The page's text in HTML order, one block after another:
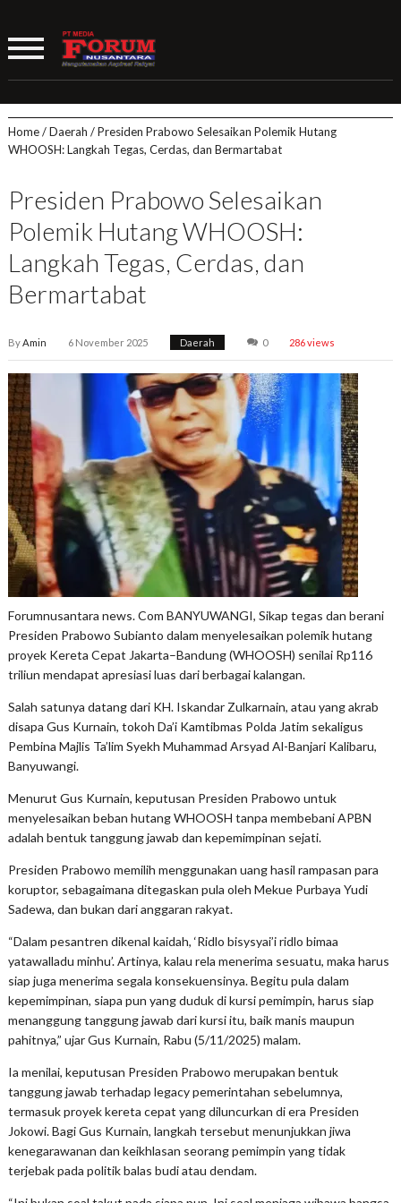
Home/Daerah /Presiden Prabowo Selesaikan Polemik Hutang
WHOOSH: Langkah Tegas, Cerdas, dan Bermartabat
Presiden Prabowo Selesaikan
Polemik Hutang WHOOSH:
Langkah Tegas, Cerdas, dan
Bermartabat
ByAmin 6 November 2025 Daerah 0 286 views
Forumnusantara news. Com BANYUWANGI, Sikap tegas dan berani
Presiden Prabowo Subianto dalam menyelesaikan polemik hutang
proyek Kereta Cepat Jakarta–Bandung (WHOOSH) senilai Rp116
triliun mendapat apresiasi luas dari berbagai kalangan.
Salah satunya datang dari KH. Iskandar Zulkarnain, atau yang akrab
disapa Gus Kurnain, tokoh Da’i Kamtibmas Polda Jatim sekaligus
Pembina Majlis Ta’lim Syekh Muhammad Arsyad Al-Banjari Kalibaru,
Banyuwangi.
Menurut Gus Kurnain, keputusan Presiden Prabowo untuk
menyelesaikan beban hutang WHOOSH tanpa membebani APBN
adalah bentuk tanggung jawab dan kepemimpinan sejati.
Presiden Prabowo memilih menggunakan uang hasil rampasan para
koruptor, sebagaimana ditegaskan pula oleh Mekue Purbaya Yudi
Sadewa, dan bukan dari anggaran rakyat.
“Dalam pesantren dikenal kaidah, ‘Ridlo bisysyai’i ridlo bimaa
yatawalladu minhu’. Artinya, kalau rela menerima sesuatu, maka harus
siap juga menerima segala konsekuensinya. Begitu pula dalam
kepemimpinan, siapa pun yang duduk di kursi pemimpin, harus siap
menanggung tanggung jawab dari kursi itu, baik manis maupun
pahitnya,” ujar Gus Kurnain, Rabu (5/11/2025) malam.
Ia menilai, keputusan Presiden Prabowo merupakan bentuk
tanggung jawab terhadap legacy pemerintahan sebelumnya,
termasuk proyek kereta cepat yang diluncurkan di era Presiden
Jokowi. Bagi Gus Kurnain, langkah tersebut menunjukkan jiwa
kenegarawanan dan keikhlasan seorang pemimpin yang tidak
terjebak pada politik balas budi atau dendam.